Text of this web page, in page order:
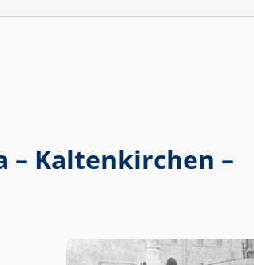
– Kaltenkirchen –